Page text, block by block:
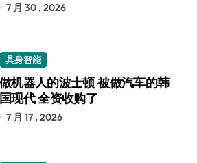
7 月 30 , 2026
具身智能
做机器人的波士顿 被做汽车的韩
国现代 全资收购了
7 月 17 , 2026